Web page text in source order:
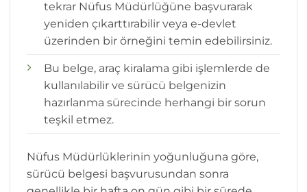
tekrar Nüfus Müdürlüğüne başvurarak
yeniden çıkarttırabilir veya e-devlet
üzerinden bir örneğini temin edebilirsiniz.
Bu belge, araç kiralama gibi işlemlerde de
kullanılabilir ve sürücü belgenizin
hazırlanma sürecinde herhangi bir sorun
teşkil etmez.
Nüfus Müdürlüklerinin yoğunluğuna göre,
sürücü belgesi başvurusundan sonra